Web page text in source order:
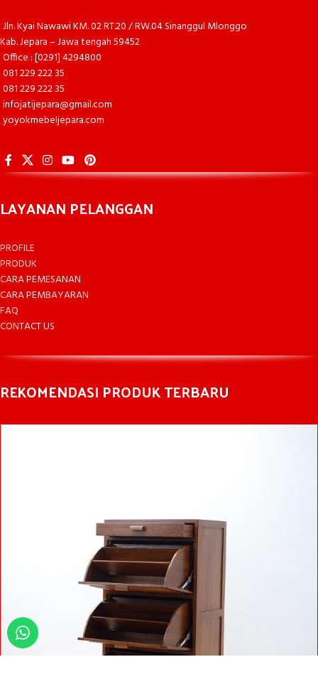
Jln. Kyai Nawawi KM. 02 RT.20 / RW.04 Sinanggul Mlonggo
Kab. Jepara – Jawa tengah 59452
Office : [0291] 4294800
081 229 222 35
081 229 222 35
infojatijepara@gmail.com
yoyokmebeljepara.com
LAYANAN PELANGGAN
PROFILE
PRODUK
CARA PEMESANAN
CARA PEMBAYARAN
FAQ
CONTACT US
REKOMENDASI PRODUK TERBARU